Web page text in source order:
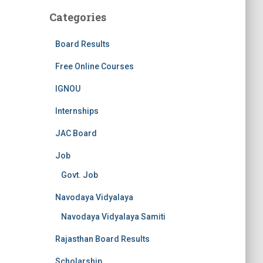
Categories
Board Results
Free Online Courses
IGNOU
Internships
JAC Board
Job
Govt. Job
Navodaya Vidyalaya
Navodaya Vidyalaya Samiti
Rajasthan Board Results